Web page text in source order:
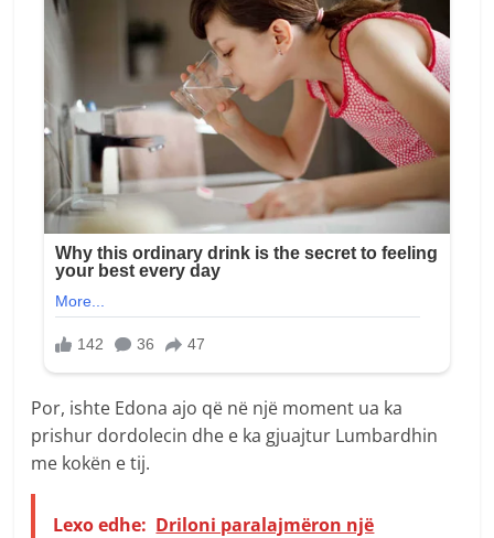
Por, ishte Edona ajo që në një moment ua ka
prishur dordolecin dhe e ka gjuajtur Lumbardhin
me kokën e tij.
Lexo edhe: Driloni paralajmëron një